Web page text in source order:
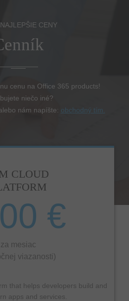
CENY
cenu na Office 365 products!
niečo iné?
nám napíšte: obchodný tím.
CLOUD
€
za mesiac
viazanosti)
that helps developers build and
apps and services.